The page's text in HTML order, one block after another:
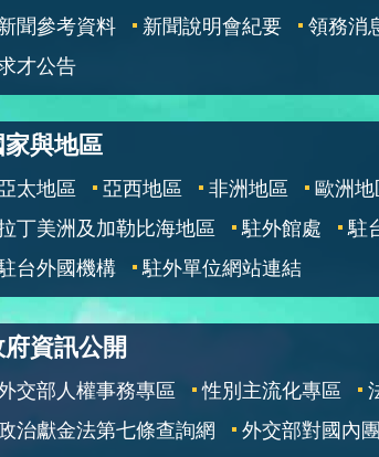
聞參考資料
新聞說明會紀要 領務消
才公告
家與地區
太地區 亞西地區 非洲地區 歐洲地
丁美洲及加勒比海地區
駐外館處
駐
台外國機構
駐外單位網站連結
資訊公開
交部人權事務專區 性別主流化專區
治獻金法第七條查詢網
外交部對國內